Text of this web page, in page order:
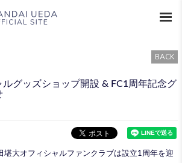
BACK
ルグッズショップ開設 & FC1周年記念グ
堪大オフィシャルファンクラブは設立1周年を迎